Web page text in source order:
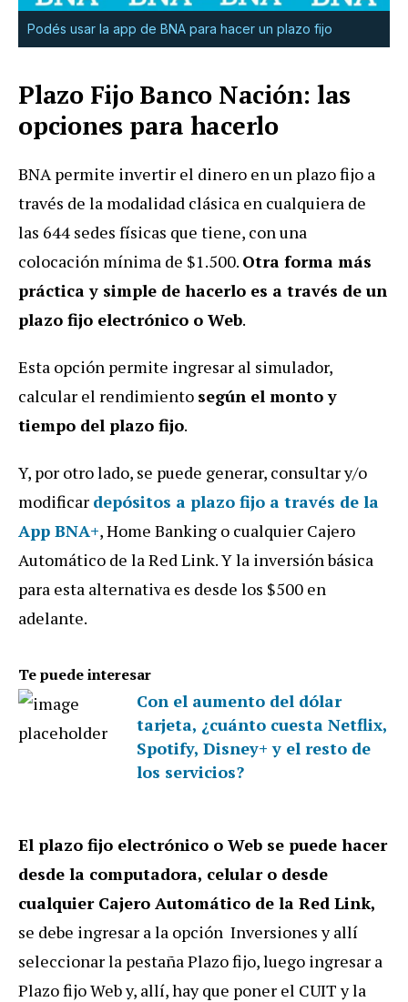
Podés usar la app de BNA para hacer un plazo fijo
Plazo Fijo Banco Nación: las
opciones para hacerlo
BNA permite invertir el dinero en un plazo fijo a
través de la modalidad clásica en cualquiera de
las 644 sedes físicas que tiene, con una
colocación mínima de $1.500. Otra forma más
práctica y simple de hacerlo es a través de un
plazo fijo electrónico o Web.
Esta opción permite ingresar al simulador,
calcular el rendimiento según el monto y
tiempo del plazo fijo.
Y, por otro lado, se puede generar, consultar y/o
modificar depósitos a plazo fijo a través de la
App BNA+, Home Banking o cualquier Cajero
Automático de la Red Link. Y la inversión básica
para esta alternativa es desde los $500 en
adelante.
Te puede interesar
Con el aumento del dólar
tarjeta, ¿cuánto cuesta Netflix,
Spotify, Disney+ y el resto de
los servicios?
El plazo fijo electrónico o Web se puede hacer
desde la computadora, celular o desde
cualquier Cajero Automático de la Red Link,
se debe ingresar a la opción Inversiones y allí
seleccionar la pestaña Plazo fijo, luego ingresar a
Plazo fijo Web y, allí, hay que poner el CUIT y la